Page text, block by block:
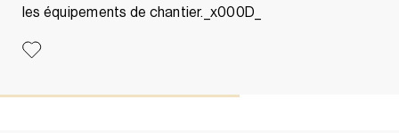
les équipements de chantier._x000D_